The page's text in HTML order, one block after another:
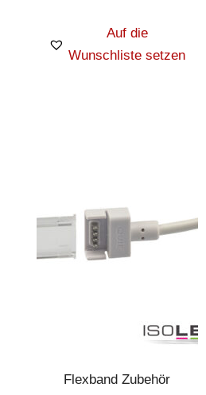
Auf die
Wunschliste setzen
Flexband Zubehör